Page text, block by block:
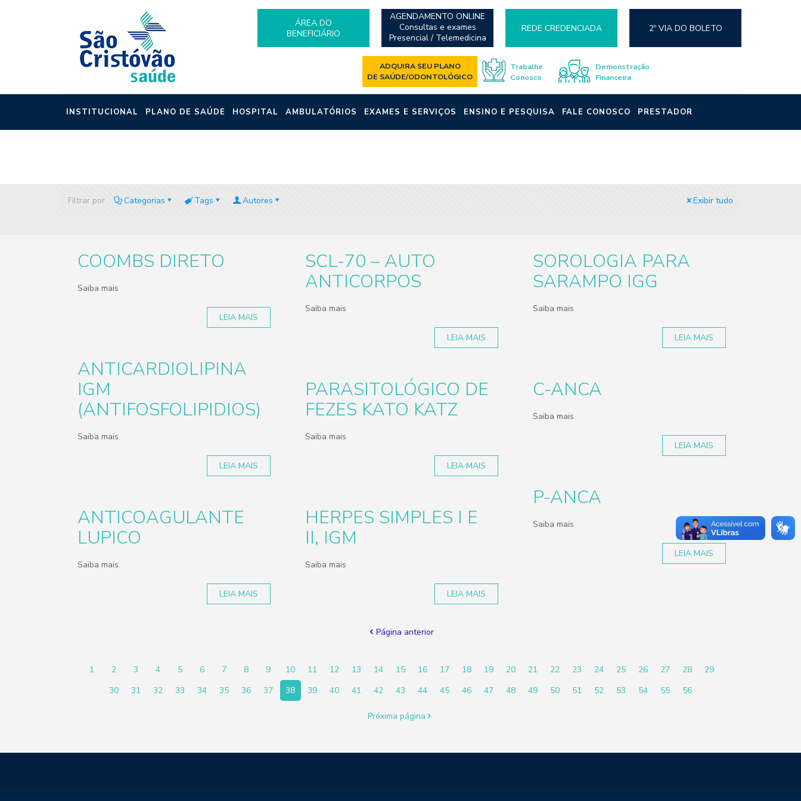
ÁREA DO
BENEFICIÁRIO
AGENDAMENTO ONLINE
Consultas e exames
Presencial / Telemedicina
REDE CREDENCIADA 2º VIA DO BOLETO
ADQUIRA SEU PLANO
DE SAÚDE/ODONTOLÓGICO
Trabalhe
Conosco
Demonstração
Financeira
INSTITUCIONAL PLANO DE SAÚDE HOSPITAL AMBULATÓRIOS EXAMES E SERVIÇOS ENSINO E PESQUISA FALE CONOSCO PRESTADOR
Filtrar por Categorias Tags Autores Exibir tudo
COOMBS DIRETO
Saiba mais
LEIA MAIS
SCL-70 – AUTO
ANTICORPOS
Saiba mais
LEIA MAIS
SOROLOGIA PARA
SARAMPO IGG
Saiba mais
LEIA MAIS
ANTICARDIOLIPINA
IGM
(ANTIFOSFOLIPIDIOS)
Saiba mais
LEIA MAIS
PARASITOLÓGICO DE
FEZES KATO KATZ
Saiba mais
LEIA MAIS
C-ANCA
Saiba mais
LEIA MAIS
P-ANCA
Saiba mais
LEIA MAIS
ANTICOAGULANTE
LUPICO
Saiba mais
LEIA MAIS
HERPES SIMPLES I E
II, IGM
Saiba mais
LEIA MAIS
Página anterior
1 2 3 4 5 6 7 8 9 10 11 12 13 14 15 16 17 18 19 20 21 22 23 24 25 26 27 28
29
30
31 32 33 34 35 36 37 38 39 40 41 42 43 44 45 46 47 48 49 50 51 52 53 54 55 56
Próxima página